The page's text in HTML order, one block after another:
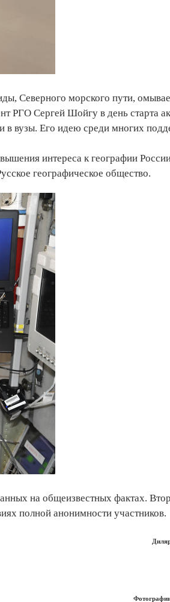
Северного морского пути,
РГО Сергей Шойгу в день старта
в вузы. Его идею среди многих
интереса к географии
географическое общество.
на общеизвестных фактах.
полной анонимности участников.